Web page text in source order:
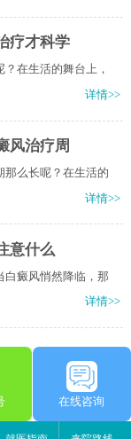
疗才科学
在生活的舞台上，
详情>>
风治疗周
那么长呢？在生活的
详情>>
意什么
白癜风悄然降临，那
详情>>
在线咨询